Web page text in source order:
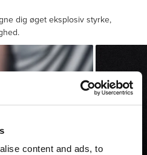
content and ads, to
dig øget eksplosiv styrke,